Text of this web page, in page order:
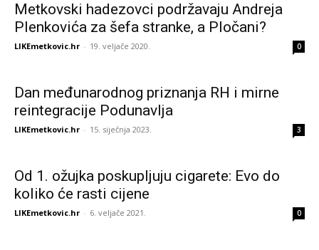
Metkovski hadezovci podržavaju Andreja
Plenkovića za šefa stranke, a Pločani?
LIKEmetkovic.hr - 19. veljače 2020. 0
Dan međunarodnog priznanja RH i mirne
reintegracije Podunavlja
LIKEmetkovic.hr - 15. siječnja 2023. 3
Od 1. ožujka poskupljuju cigarete: Evo do
koliko će rasti cijene
LIKEmetkovic.hr - 6. veljače 2021. 0